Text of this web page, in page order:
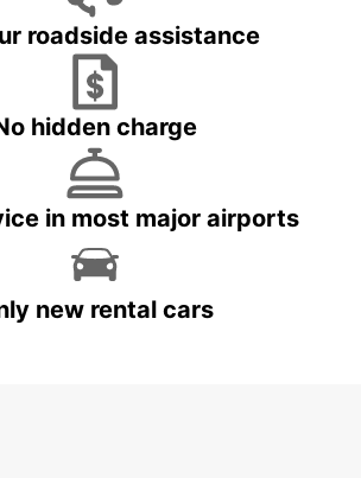
roadside assistance
hidden charge
in most major airports
new rental cars